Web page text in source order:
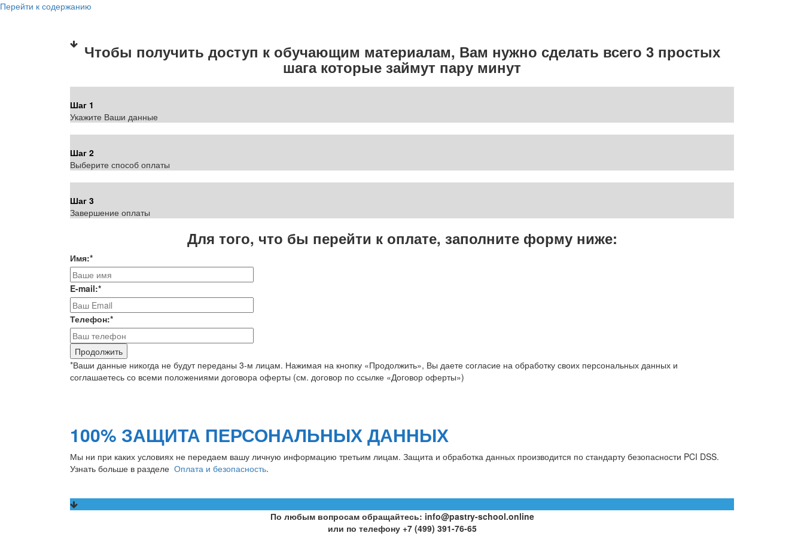
Перейти к содержанию
Чтобы получить доступ к обучающим материалам, Вам нужно сделать всего 3 простых
шага которые займут пару минут
Шаг 1
Укажите Ваши данные
Шаг 2
Выберите способ оплаты
Шаг 3
Завершение оплаты
Для того, что бы перейти к оплате, заполните форму ниже:
Имя:*
E-mail:*
Телефон:*
*Ваши данные никогда не будут переданы 3-м лицам. Нажимая на кнопку «Продолжить», Вы даете согласие на обработку своих персональных данных и
соглашаетесь со всеми положениями договора оферты (см. договор по ссылке «Договор оферты»)
100% ЗАЩИТА ПЕРСОНАЛЬНЫХ ДАННЫХ
Мы ни при каких условиях не передаем вашу личную информацию третьим лицам. Защита и обработка данных производится по стандарту безопасности PCI DSS.
Узнать больше в разделе Оплата и безопасность.
По любым вопросам обращайтесь: info@pastry-school.online
или по телефону +7 (499) 391-76-65